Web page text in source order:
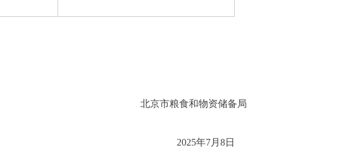
北京市粮食和物资储备局
2025年7月8日